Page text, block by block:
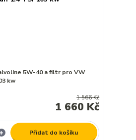
5W-40 a filtr pro VW
kw
1 566 Kč
1 660 Kč
Přidat do košíku